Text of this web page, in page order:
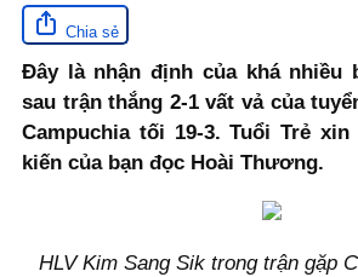
Chia sẻ
Đây là nhận định của khá nhiều
sau trận thắng 2-1 vất vả của
Campuchia tối 19-3. Tuổi Trẻ
kiến của bạn đọc Hoài Thương.
HLV Kim Sang Sik trong trận gặp